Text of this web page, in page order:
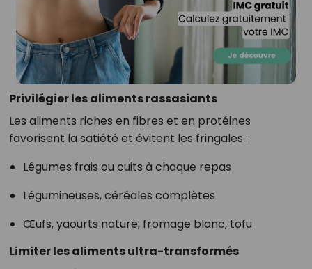
Privilégier les aliments rassasiants
Les aliments riches en fibres et en protéines
favorisent la satiété et évitent les fringales :
Légumes frais ou cuits à chaque repas
Légumineuses, céréales complètes
Œufs, yaourts nature, fromage blanc, tofu
Limiter les aliments ultra-transformés